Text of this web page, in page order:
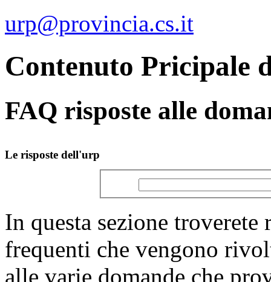
urp@provincia.cs.it
Contenuto Pricipale
FAQ risposte alle
Le risposte dell'urp
In questa sezione
frequenti che vengono
alle varie domande che